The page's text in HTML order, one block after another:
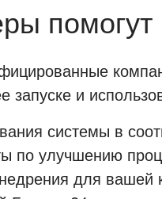
помогут
запуске и
системы в
по улучшению
для вашей